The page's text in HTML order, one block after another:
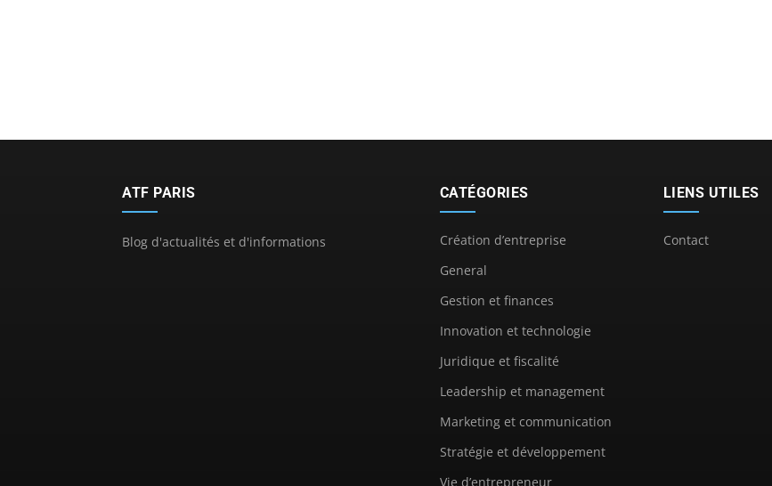
ATF PARIS
Blog d'actualités et d'informations
CATÉGORIES
Création d’entreprise
General
Gestion et finances
Innovation et technologie
Juridique et fiscalité
Leadership et management
Marketing et communication
Stratégie et développement
Vie d’entrepreneur
LIENS UTILES
Contact